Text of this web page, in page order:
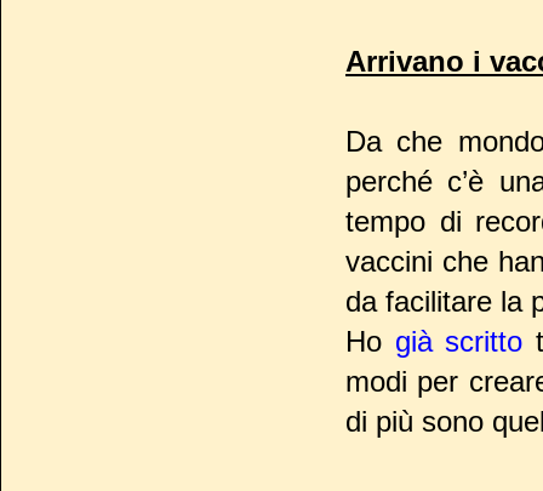
Arrivano i
Da che
perché c’è
tempo di
vaccini che
da facilitare la
Ho già scritto
modi per
di più sono